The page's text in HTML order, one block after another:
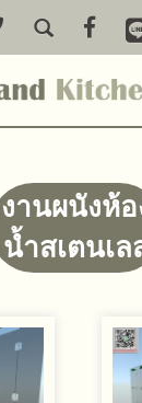
งานผนังห้อ
น้ำสเตนเล